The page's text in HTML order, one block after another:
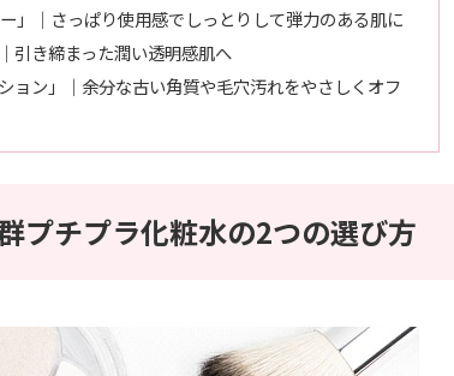
」｜さっぱり使用感でしっとりして弾力のある肌に
引き締まった潤い透明感肌へ
ョン」｜余分な古い角質や毛穴汚れをやさしくオフ
プチプラ化粧水の2つの選び方